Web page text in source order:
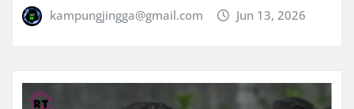
kampungjingga@gmail.com Jun 13, 2026